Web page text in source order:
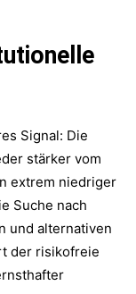
Signal: Die
stärker vom
extrem niedriger
Suche nach
und alternativen
der risikofreie